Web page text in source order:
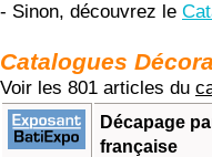
- Sinon, découvrez le
Catalogues
Voir les 801 articles du
Décapage
française